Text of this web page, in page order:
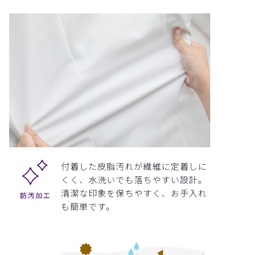
付着した皮脂汚れが繊維に定着しに
くく、水洗いでも落ちやすい設計。
清潔な印象を保ちやすく、お手入れ
も簡単です。